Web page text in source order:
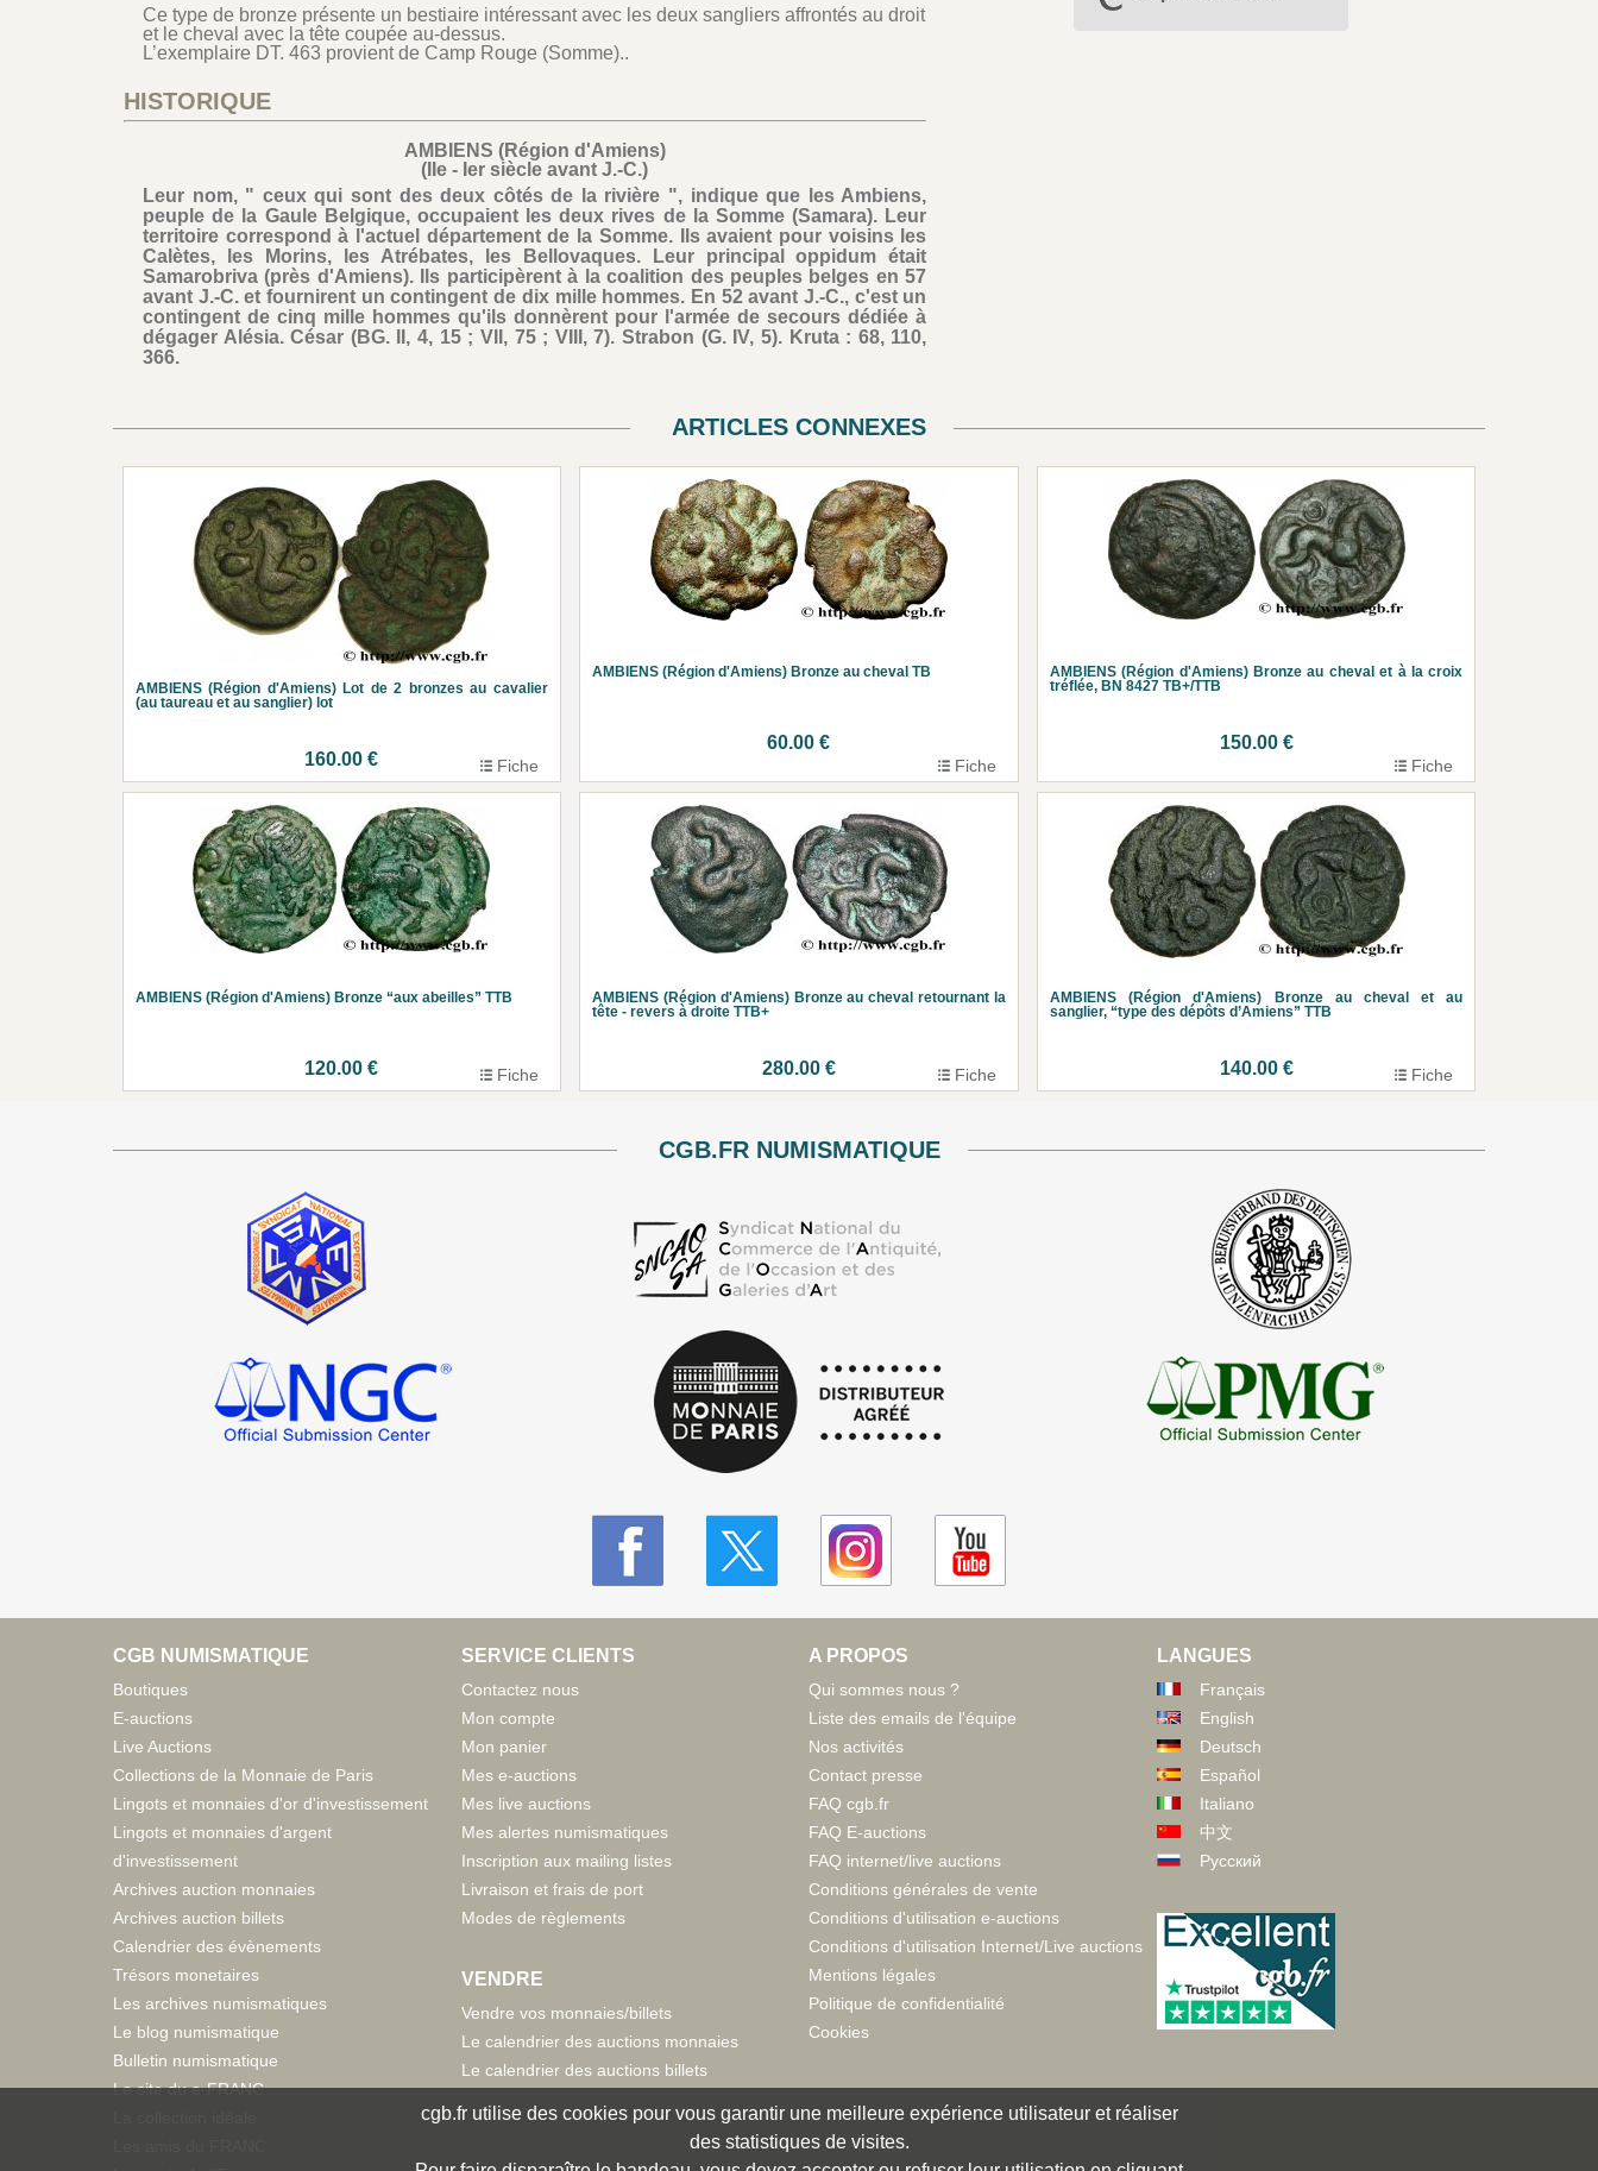
Ce type de bronze présente un bestiaire intéressant avec les deux sangliers affrontés au droit
et le cheval avec la tête coupée au-dessus.
L’exemplaire DT. 463 provient de Camp Rouge (Somme)..
HISTORIQUE
AMBIENS (Région d'Amiens)
(IIe - Ier siècle avant J.-C.)
Leur nom, " ceux qui sont des deux côtés de la rivière ", indique que les Ambiens,
peuple de la Gaule Belgique, occupaient les deux rives de la Somme (Samara). Leur
territoire correspond à l'actuel département de la Somme. Ils avaient pour voisins les
Calètes, les Morins, les Atrébates, les Bellovaques. Leur principal oppidum était
Samarobriva (près d'Amiens). Ils participèrent à la coalition des peuples belges en 57
avant J.-C. et fournirent un contingent de dix mille hommes. En 52 avant J.-C., c'est un
contingent de cinq mille hommes qu'ils donnèrent pour l'armée de secours dédiée à
dégager Alésia. César (BG. II, 4, 15 ; VII, 75 ; VIII, 7). Strabon (G. IV, 5). Kruta : 68, 110,
366.
ARTICLES CONNEXES
AMBIENS (Région d'Amiens) Lot de 2 bronzes au cavalier
(au taureau et au sanglier) lot
160.00 € Fiche
AMBIENS (Région d'Amiens) Bronze au cheval TB
60.00 €
Fiche
AMBIENS (Région d'Amiens) Bronze au cheval et à la croix
tréflée, BN 8427 TB+/TTB
150.00 €
Fiche
AMBIENS (Région d'Amiens) Bronze “aux abeilles” TTB
120.00 € Fiche
AMBIENS (Région d'Amiens) Bronze au cheval retournant la
tête - revers à droite TTB+
280.00 € Fiche
AMBIENS (Région d'Amiens) Bronze au cheval et au
sanglier, “type des dépôts d’Amiens” TTB
140.00 € Fiche
CGB.FR NUMISMATIQUE
CGB NUMISMATIQUE
Boutiques
E-auctions
Live Auctions
Collections de la Monnaie de Paris
Lingots et monnaies d'or d'investissement
Lingots et monnaies d'argent
d'investissement
Archives auction monnaies
Archives auction billets
Calendrier des évènements
Trésors monetaires
Les archives numismatiques
Le blog numismatique
Bulletin numismatique
Le site du e-FRANC
SERVICE CLIENTS
Contactez nous
Mon compte
Mon panier
Mes e-auctions
Mes live auctions
Mes alertes numismatiques
Inscription aux mailing listes
Livraison et frais de port
Modes de règlements
VENDRE
Vendre vos monnaies/billets
Le calendrier des auctions monnaies
Le calendrier des auctions billets
A PROPOS
Qui sommes nous ?
Liste des emails de l'équipe
Nos activités
Contact presse
FAQ cgb.fr
FAQ E-auctions
FAQ internet/live auctions
Conditions générales de vente
Conditions d'utilisation e-auctions
Conditions d'utilisation Internet/Live auctions
Mentions légales
Politique de confidentialité
Cookies
LANGUES
Français
English
Deutsch
Español
Italiano
中文
Русский
cgb.fr utilise des cookies pour vous garantir une meilleure expérience utilisateur et réaliser
des statistiques de visites.